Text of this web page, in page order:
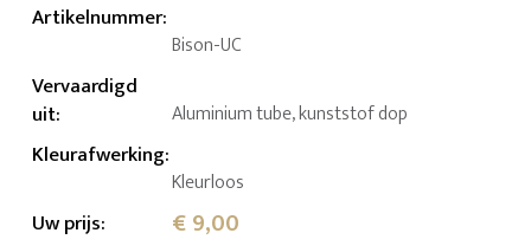
Artikelnummer:
Bison-UC
Vervaardigd
uit: Aluminium tube, kunststof dop
Kleurafwerking:
Kleurloos
Uw prijs: € 9,00